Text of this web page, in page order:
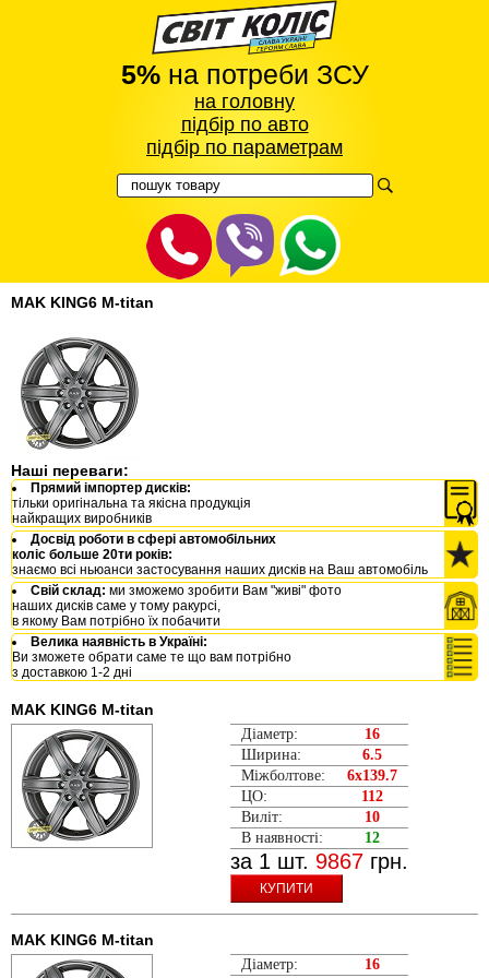
5%на потреби ЗСУ
на головну
підбір по авто
підбір по параметрам
MAK KING6 M-titan
Наші переваги:
Прямий імпортер дисків:
тільки оригінальна та якісна продукція
найкращих виробників
Досвід роботи в сфері автомобільних
коліс больше 20ти років:
знаємо всі ньюанси застосування наших дисків на Ваш автомобіль
Свій склад: ми зможемо зробити Вам "живі" фото
наших дисків саме у тому ракурсі,
в якому Вам потрібно їх побачити
Велика наявність в Україні:
Ви зможете обрати саме те що вам потрібно
з доставкою 1-2 дні
MAK KING6 M-titan
Діаметр:
16
Ширина:
6.5
Міжболтове:
6x139.7
ЦО:
112
Виліт:
10
В наявності:
12
за 1 шт. 9867 грн.
КУПИТИ
MAK KING6 M-titan
Діаметр:
16